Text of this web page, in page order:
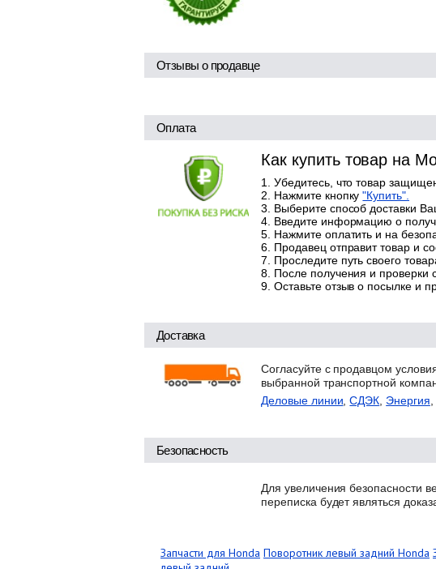
Отзывы о продавце
Оплата
Как купить товар на
Убедитесь, что товар
Нажмите кнопку"Купить".
Выберите способ доставки
Введите информацию о
Нажмите оплатить и на
Продавец отправит товар и
Проследите путь своего
После получения и проверки
Оставьте отзыв о посылке и
Доставка
Согласуйте с продавцом
выбранной транспортной
Деловые линии ,СДЭК Энергия
Безопасность
Для увеличения безопасности
переписка будет являться
Запчасти для Honda Поворотник левый задний Honda